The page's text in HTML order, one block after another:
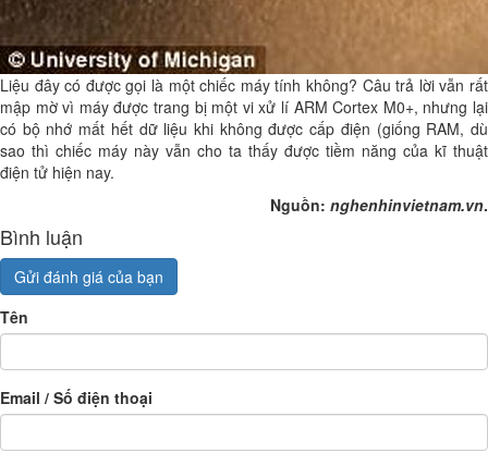
Liệu đây có được gọi là một chiếc máy tính không? Câu trả lời vẫn rất
mập mờ vì máy được trang bị một vi xử lí ARM Cortex M0+, nhưng lại
có bộ nhớ mất hết dữ liệu khi không được cấp điện (giống RAM, dù
sao thì chiếc máy này vẫn cho ta thấy được tiềm năng của kĩ thuật
điện tử hiện nay.
Nguồn: nghenhinvietnam.vn.
Bình luận
Gửi đánh giá của bạn
Tên
Email / Số điện thoại